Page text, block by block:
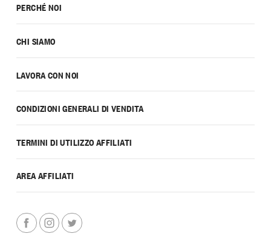
PERCHÉ NOI
CHI SIAMO
LAVORA CON NOI
CONDIZIONI GENERALI DI VENDITA
TERMINI DI UTILIZZO AFFILIATI
AREA AFFILIATI